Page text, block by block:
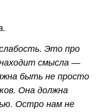
Это про
смысла —
быть не просто
Она должна
Остро нам не